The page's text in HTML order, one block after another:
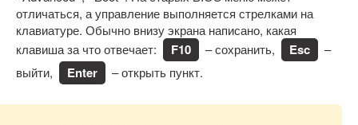
отличаться, а управление выполняется стрелками на
клавиатуре. Обычно внизу экрана написано, какая
клавиша за что отвечает:
F10 – сохранить, Esc
–
выйти,
Enter – открыть пункт.